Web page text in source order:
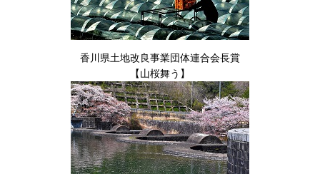
香川県土地改良事業団体連合会長賞
【山桜舞う】